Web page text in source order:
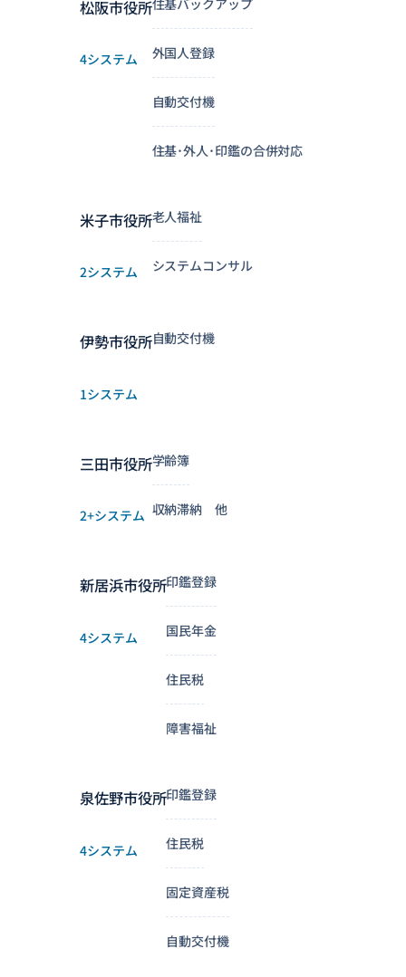
松阪市役所
4システム 外国人登録
自動交付機
住基･外人･印鑑の合併対応
米子市役所
2システム
老人福祉
システムコンサル
伊勢市役所
1システム
自動交付機
三田市役所
2+システム
学齢簿
収納滞納 他
新居浜市役所
4システム
印鑑登録
国民年金
住民税
障害福祉
泉佐野市役所
4システム
印鑑登録
住民税
固定資産税
自動交付機